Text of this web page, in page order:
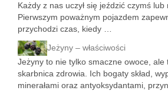
Każdy z nas uczył się jeździć czymś lub
Pierwszym poważnym pojazdem
przychodzi czas, kiedy …
Jeżyny – właściwości
Jeżyny to nie tylko smaczne owoce, ale
skarbnica zdrowia. Ich bogaty skład,
minerałami oraz antyoksydantami,